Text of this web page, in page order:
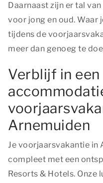
Daarnaast zijn er tal
voor jong en oud. Waar
tijdens de
meer dan genoeg te
Verblijf in een
Arnemuiden
Je voorjaarsvakantie in
compleet met een
Resorts & Hotels.